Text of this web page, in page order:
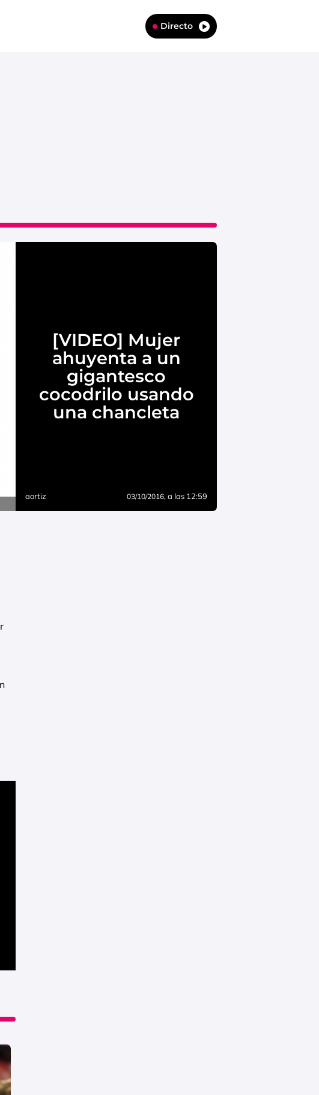
Directo
[VIDEO] Mujer
ahuyenta a un
gigantesco
cocodrilo usando
una chancleta
aortiz 03/10/2016, a las 12:59